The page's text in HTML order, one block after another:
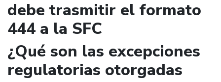
debe trasmitir el formato
444 a la SFC
¿Qué son las excepciones
regulatorias otorgadas